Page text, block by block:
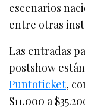
escenarios
entre otras
Las entradas
postshow
Puntoticket,
$11.000 a